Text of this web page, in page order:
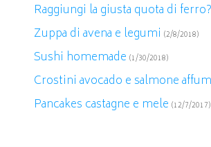
Raggiungi la giusta quota di ferro?
Zuppa di avena e legumi (2/8/2018)
Sushi homemade (1/30/2018)
Crostini avocado e salmone
Pancakes castagne e mele (12/7/2017)